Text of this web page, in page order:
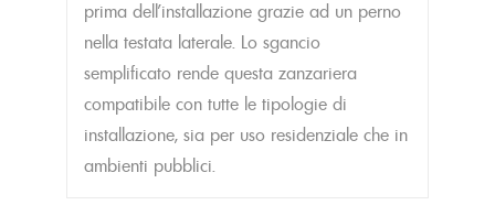
prima dell’installazione grazie ad un perno
nella testata laterale. Lo sgancio
semplificato rende questa zanzariera
compatibile con tutte le tipologie di
installazione, sia per uso residenziale che in
ambienti pubblici.